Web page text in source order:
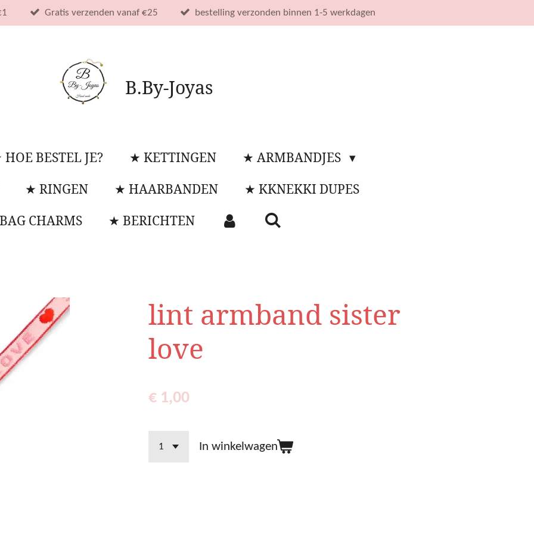
Gratis verzenden vanaf €25 bestelling verzonden binnen 1-5 werkdagen
B.By-Joyas
BESTEL JE? ★ KETTINGEN
★ ARMBANDJES
★ RINGEN ★ HAARBANDEN
★ KKNEKKI DUPES
CHARMS
★ BERICHTEN
lint armband sister
love
€ 1,00
In winkelwagen